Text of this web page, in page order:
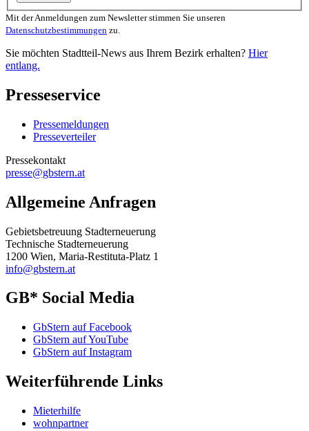
Mit der Anmeldungen zum Newsletter stimmen Sie unseren
Datenschutzbestimmungen zu.
Sie möchten Stadtteil-News aus Ihrem Bezirk erhalten? Hier
entlang.
Presseservice
Pressemeldungen
Presseverteiler
Pressekontakt
presse@gbstern.at
Allgemeine Anfragen
Gebietsbetreuung Stadterneuerung
Technische Stadterneuerung
1200 Wien, Maria-Restituta-Platz 1
info@gbstern.at
GB* Social Media
GbStern auf Facebook
GbStern auf YouTube
GbStern auf Instagram
Weiterführende Links
Mieterhilfe
wohnpartner